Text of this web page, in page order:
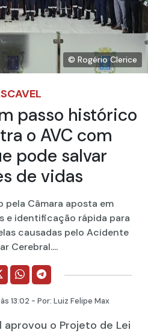
© Rogério Clerice
passo histórico
o AVC com
pode salvar
de vidas
pela Câmara aposta em
e identificação rápida para
causadas pelo Acidente
Cerebral....
às 13:02 - Por: Luiz Felipe Max
aprovou o Projeto de Lei